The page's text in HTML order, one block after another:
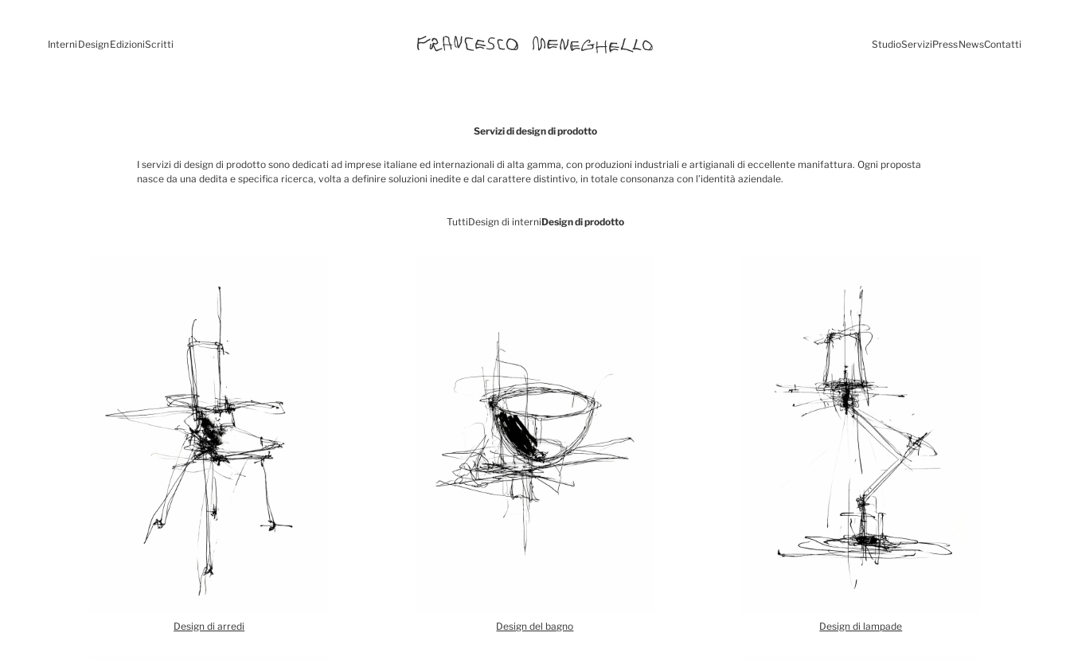
Interni DesignEdizioniScritti StudioServiziPressNewsContatti
Servizi di design di prodotto
I servizi di design di prodotto sono dedicati ad imprese italiane ed internazionali di alta gamma, con produzioni industriali e artigianali di eccellente manifattura. Ogni proposta
nasce da una dedita e specifica ricerca, volta a definire soluzioni inedite e dal carattere distintivo, in totale consonanza con l’identità aziendale.
TuttiDesign di interniDesign di prodotto
Design di arredi Design del bagno Design di lampade